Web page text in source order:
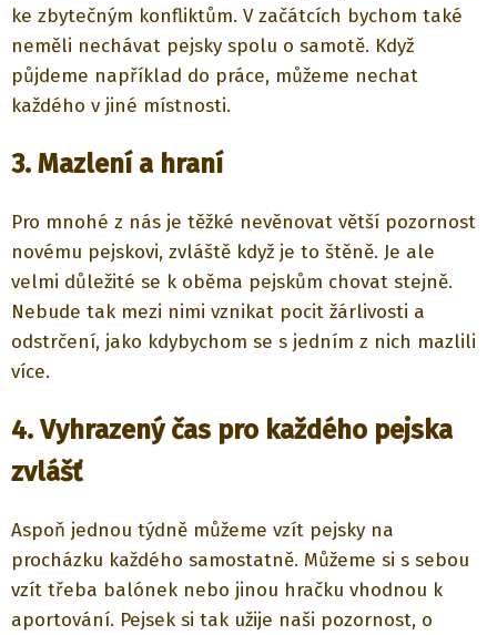
ke zbytečným konfliktům. V začátcích bychom také
neměli nechávat pejsky spolu o samotě. Když
půjdeme například do práce, můžeme nechat
každého v jiné místnosti.
3. Mazlení a hraní
Pro mnohé z nás je těžké nevěnovat větší pozornost
novému pejskovi, zvláště když je to štěně. Je ale
velmi důležité se k oběma pejskům chovat stejně.
Nebude tak mezi nimi vznikat pocit žárlivosti a
odstrčení, jako kdybychom se s jedním z nich mazlili
více.
4. Vyhrazený čas pro každého pejska
zvlášť
Aspoň jednou týdně můžeme vzít pejsky na
procházku každého samostatně. Můžeme si s sebou
vzít třeba balónek nebo jinou hračku vhodnou k
aportování. Pejsek si tak užije naši pozornost, o